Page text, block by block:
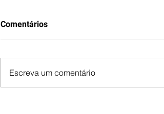
Comentários
Escreva um comentário